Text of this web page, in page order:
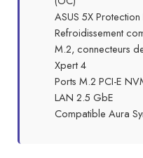
ASUS 5X Protection
Refroidissement
M.2, connecteurs
Xpert 4
Ports M.2 PCI-E
LAN 2.5 GbE
Compatible Aura